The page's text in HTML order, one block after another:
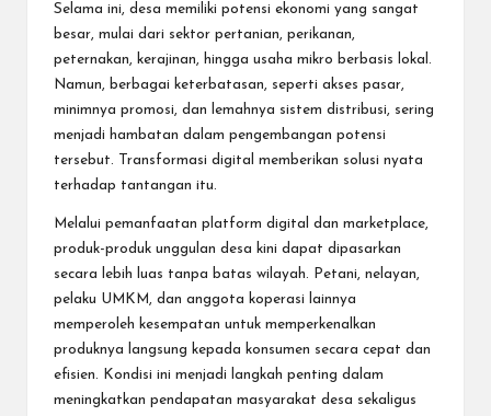
Selama ini, desa memiliki potensi ekonomi yang sangat
besar, mulai dari sektor pertanian, perikanan,
peternakan, kerajinan, hingga usaha mikro berbasis lokal.
Namun, berbagai keterbatasan, seperti akses pasar,
minimnya promosi, dan lemahnya sistem distribusi, sering
menjadi hambatan dalam pengembangan potensi
tersebut. Transformasi digital memberikan solusi nyata
terhadap tantangan itu.
Melalui pemanfaatan platform digital dan marketplace,
produk-produk unggulan desa kini dapat dipasarkan
secara lebih luas tanpa batas wilayah. Petani, nelayan,
pelaku UMKM, dan anggota koperasi lainnya
memperoleh kesempatan untuk memperkenalkan
produknya langsung kepada konsumen secara cepat dan
efisien. Kondisi ini menjadi langkah penting dalam
meningkatkan pendapatan masyarakat desa sekaligus